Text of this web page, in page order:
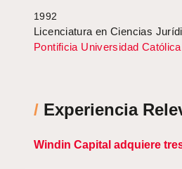
1992
Licenciatura en Ciencias
Pontificia Universidad
/ Experiencia
Windin Capital adquiere